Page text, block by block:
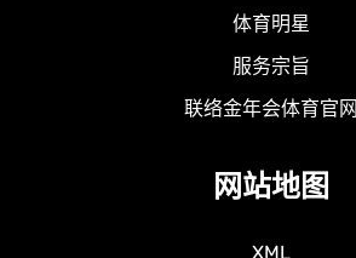
体育明星
服务宗旨
联络金年会体育官网
网站地图
XML